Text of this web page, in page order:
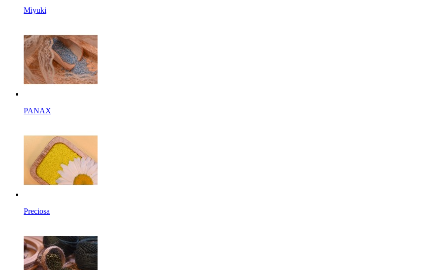
Miyuki
PANAX
Preciosa